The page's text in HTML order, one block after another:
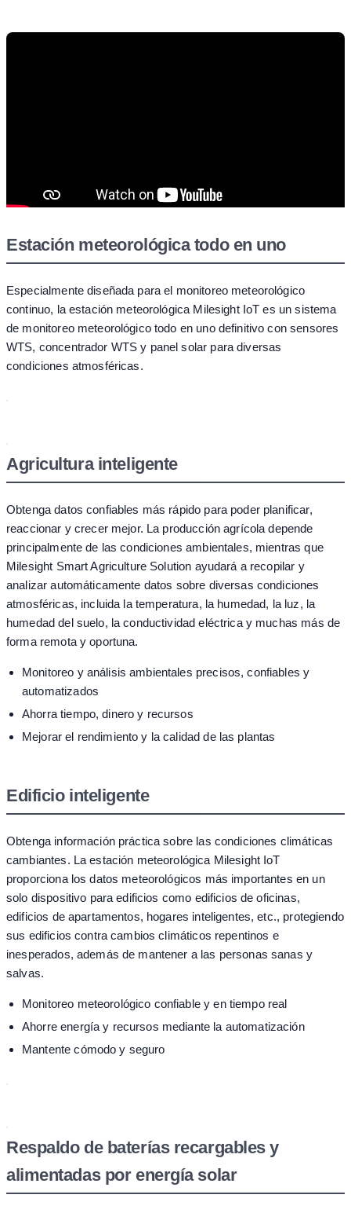
Estación meteorológica todo en uno
Especialmente diseñada para el monitoreo meteorológico
continuo, la estación meteorológica Milesight IoT es un sistema
de monitoreo meteorológico todo en uno definitivo con sensores
WTS, concentrador WTS y panel solar para diversas
condiciones atmosféricas.
Agricultura inteligente
Obtenga datos confiables más rápido para poder planificar,
reaccionar y crecer mejor. La producción agrícola depende
principalmente de las condiciones ambientales, mientras que
Milesight Smart Agriculture Solution ayudará a recopilar y
analizar automáticamente datos sobre diversas condiciones
atmosféricas, incluida la temperatura, la humedad, la luz, la
humedad del suelo, la conductividad eléctrica y muchas más de
forma remota y oportuna.
Monitoreo y análisis ambientales precisos, confiables y
automatizados
Ahorra tiempo, dinero y recursos
Mejorar el rendimiento y la calidad de las plantas
Edificio inteligente
Obtenga información práctica sobre las condiciones climáticas
cambiantes. La estación meteorológica Milesight IoT
proporciona los datos meteorológicos más importantes en un
solo dispositivo para edificios como edificios de oficinas,
edificios de apartamentos, hogares inteligentes, etc., protegiendo
sus edificios contra cambios climáticos repentinos e
inesperados, además de mantener a las personas sanas y
salvas.
Monitoreo meteorológico confiable y en tiempo real
Ahorre energía y recursos mediante la automatización
Mantente cómodo y seguro
Respaldo de baterías recargables y
alimentadas por energía solar